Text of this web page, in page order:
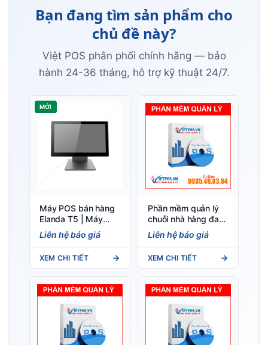
Bạn đang tìm sản phẩm cho
chủ đề này?
Việt POS phân phối chính hãng — bảo
hành 24-36 tháng, hỗ trợ kỹ thuật 24/7.
MỚI
Máy POS bán hàng
Elanda T5 | Máy
Tính Tiền Màn Hình
Cảm Ứng
Liên hệ báo giá
XEM CHI TIẾT
Phần mềm quản lý
chuỗi nhà hàng đa
chi nhánh — Việt
POS
Liên hệ báo giá
XEM CHI TIẾT